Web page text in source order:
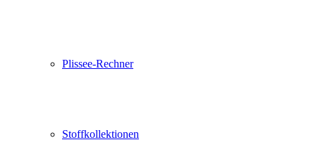
Plissee-Rechner
Stoffkollektionen